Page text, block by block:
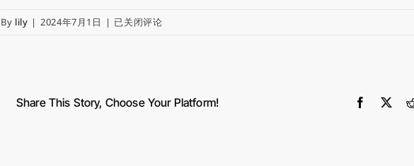
By lily | 2024年7月1日 | ZS
万
已关闭评论
Share This Story, Choose Your Platform! Facebook